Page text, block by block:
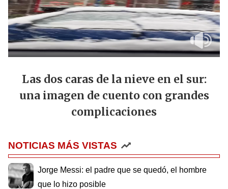
Las dos caras de la nieve en el sur:
una imagen de cuento con grandes
complicaciones
NOTICIAS MÁS VISTAS
Jorge Messi: el padre que se quedó, el hombre
que lo hizo posible